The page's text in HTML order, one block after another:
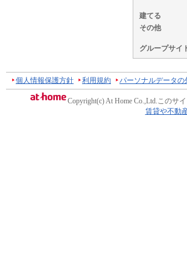
建てる
その他
グループサイ
個人情報保護方針 利用規約 パーソナルデータ
Copyright(c) At Home Co.,Ltd.このサ
賃貸や不動